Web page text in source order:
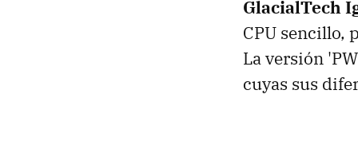
GlacialTech
CPU sencillo,
La versión
cuyas sus